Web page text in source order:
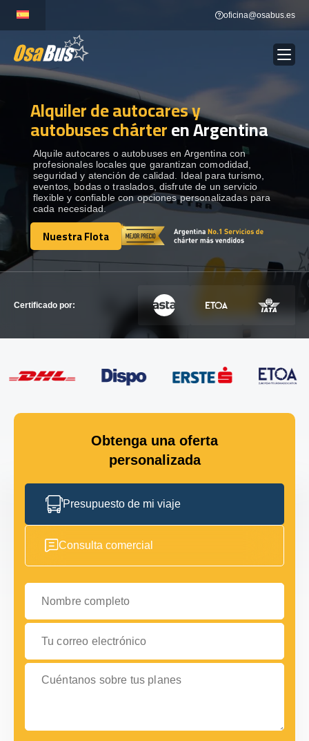
content
oficina@osabus.es
ALQUILER DE AUTOCARES
DESTINOS Show dropdown
RECORRIDAS Show dropdown
FLOTA
Alquiler de autocares y
autobuses chárteren Argentina
Alquile autocares o autobuses en Argentina con
profesionales locales que garantizan comodidad,
seguridad y atención de calidad. Ideal para turismo,
eventos, bodas o traslados, disfrute de un servicio
flexible y confiable con opciones personalizadas para
cada necesidad.
Nuestra Flota
Nuestra Flota
Certificado por:
Obtenga una oferta
personalizada
Presupuesto de mi viaje
Consulta comercial
Nombre completo
Tu correo electrónico
Cuéntanos sobre tus planes